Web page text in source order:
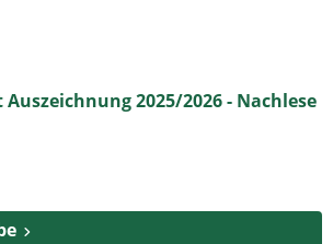
2025/2026 - Nachlese